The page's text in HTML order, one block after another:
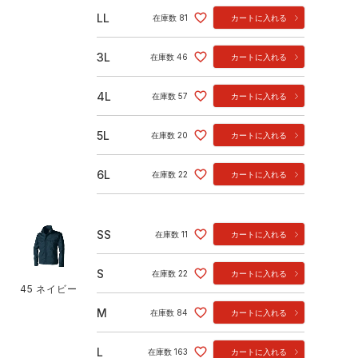
LL 在庫数 81 カートに入れる
3L 在庫数 46 カートに入れる
4L 在庫数 57 カートに入れる
5L 在庫数 20 カートに入れる
6L 在庫数 22 カートに入れる
45 ネイビー
SS 在庫数 11 カートに入れる
S 在庫数 22 カートに入れる
M 在庫数 84 カートに入れる
L 在庫数 163 カートに入れる